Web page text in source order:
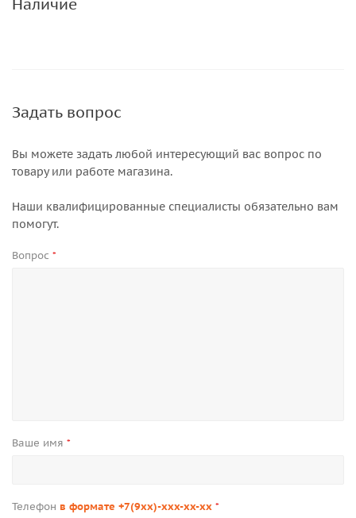
Наличие
Задать вопрос
Вы можете задать любой интересующий вас вопрос по
товару или работе магазина.
Наши квалифицированные специалисты обязательно вам
помогут.
Вопрос *
Ваше имя *
Телефон в формате +7(9xx)-xxx-xx-xx *